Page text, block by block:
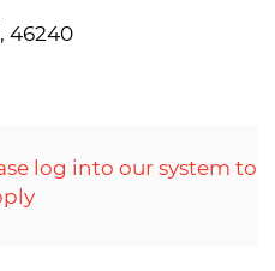
46240
log into our system to